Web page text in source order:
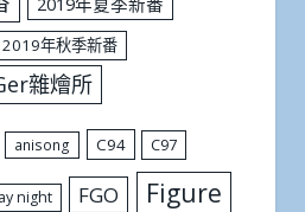
2019年秋季新番
雜燴所
anisong C94 C97
night FGO Figure